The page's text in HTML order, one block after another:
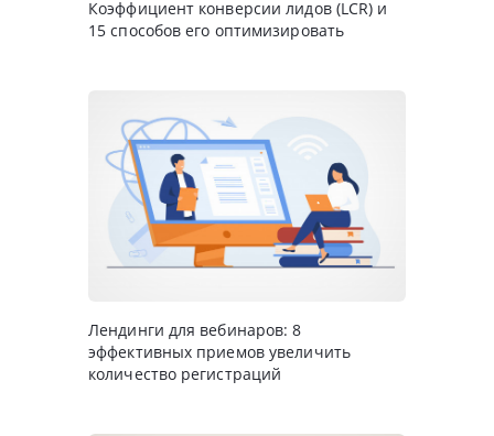
Коэффициент конверсии лидов (LCR) и
15 способов его оптимизировать
Лендинги для вебинаров: 8
эффективных приемов увеличить
количество регистраций